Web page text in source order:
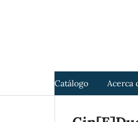
Catálogo Acerca